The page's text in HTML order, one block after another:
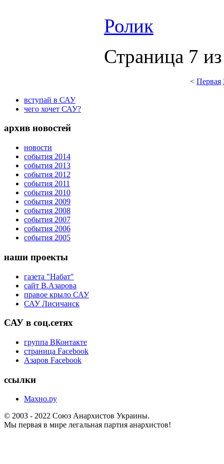
Ролик
Страница 7
< Первая
вступай в САУ
чего хочет САУ?
архив новостей
новости
события 2014
события 2013
события 2012
события 2011
события 2010
события 2009
события 2008
события 2007
события 2006
события 2005
наши проекты
газета "Набат"
сайт В.Азарова
правое крыло САУ
САУ Лисичанск
САУ в соц.сетях
группа ВКонтакте
страница Facebook
Азаров Facebook
ссылки
Махно.ру
© 2003 - 2022 Союз Анархистов Украины.
Мы первая в мире легальная партия анархистов!